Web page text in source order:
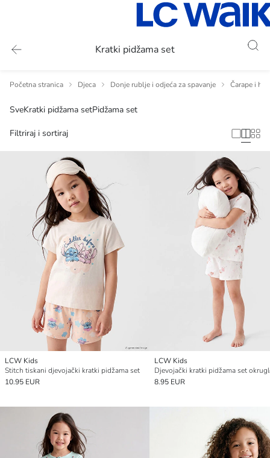
Kratki pidžama set
Početna stranica Djeca Donje rublje i odjeća za spavanje Čarape i
SveKratki pidžama setPidžama set
Filtriraj i sortiraj
LCW Kids
Stitch tiskani djevojački kratki pidžama set
10.95 EUR
LCW Kids
8.95 EUR